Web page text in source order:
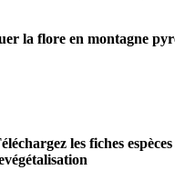
la flore en montagne
les fiches